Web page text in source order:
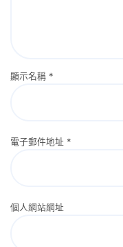
顯示名稱 *
電子郵件地址 *
個人網站網址